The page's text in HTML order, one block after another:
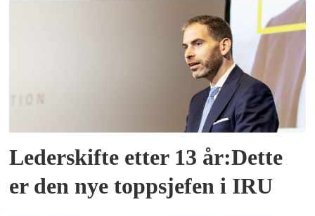
Lederskifte etter 13 år:Dette
er den nye toppsjefen i IRU